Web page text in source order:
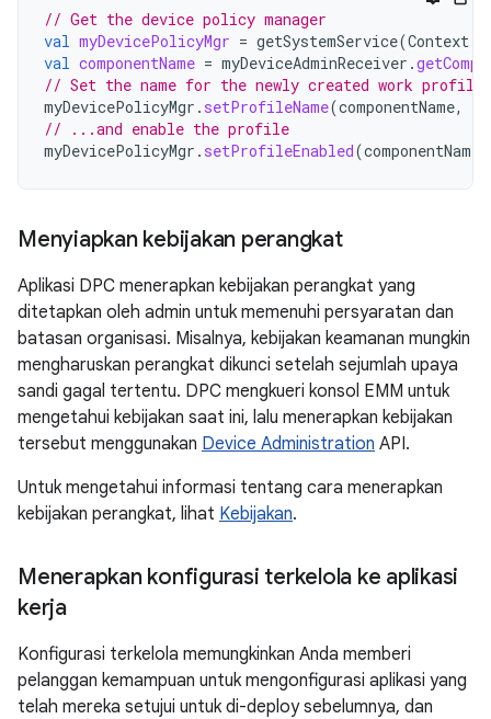
// Get the device policy manager
val myDevicePolicyMgr = getSystemService(Context
val componentName = myDeviceAdminReceiver .
// Set the name for the newly created work profile.
myDevicePolicyMgr . setProfileName(componentName,
// ...and enable the profile
myDevicePolicyMgr . setProfileEnabled(componentName
Menyiapkan kebijakan perangkat
Aplikasi DPC menerapkan kebijakan perangkat yang
ditetapkan oleh admin untuk memenuhi persyaratan dan
batasan organisasi. Misalnya, kebijakan keamanan mungkin
mengharuskan perangkat dikunci setelah sejumlah upaya
sandi gagal tertentu. DPC mengkueri konsol EMM untuk
mengetahui kebijakan saat ini, lalu menerapkan kebijakan
tersebut menggunakan Device Administration API.
Untuk mengetahui informasi tentang cara menerapkan
kebijakan perangkat, lihat Kebijakan.
Menerapkan konfigurasi terkelola ke aplikasi
kerja
Konfigurasi terkelola memungkinkan Anda memberi
pelanggan kemampuan untuk mengonfigurasi aplikasi yang
telah mereka setujui untuk di-deploy sebelumnya, dan